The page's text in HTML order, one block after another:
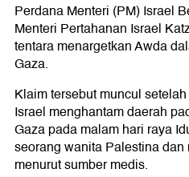
Perdana Menteri (PM) Israel
Menteri Pertahanan Israel
tentara menargetkan Awda
Gaza.
Klaim tersebut muncul
Israel menghantam daerah
Gaza pada malam hari raya
seorang wanita Palestina
menurut sumber medis.